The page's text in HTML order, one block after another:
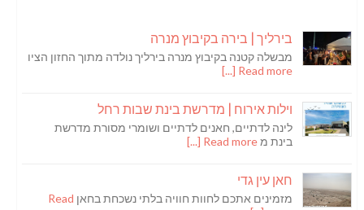
בירליך | בירה בקיבוץ מנרה
מבשלה קטנה בקיבוץ מנרה בירליך נולדה מתוך החזון הציו
Read more [...]
וילות אירוח | מדרשת בינת שבות רחל
לינה לדתיים, חאנים לדתיים ושומרי מסורת מדרשת
בינת מRead more [...]
חאן עין גדי
מזמינים אתכם לחוות חוויה בלתי נשכחת בחאן Read